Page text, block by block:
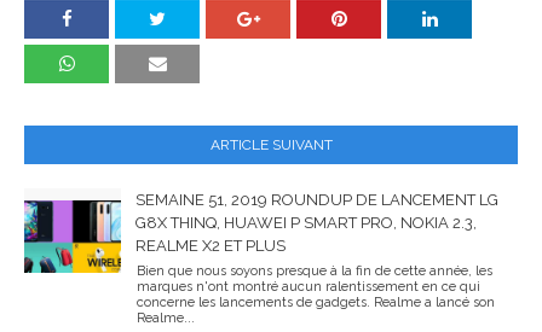
ARTICLE SUIVANT
SEMAINE 51, 2019 ROUNDUP DE LANCEMENT LG
G8X THINQ, HUAWEI P SMART PRO, NOKIA 2.3,
REALME X2 ET PLUS
Bien que nous soyons presque à la fin de cette année, les
marques n'ont montré aucun ralentissement en ce qui
concerne les lancements de gadgets. Realme a lancé son
Realme...